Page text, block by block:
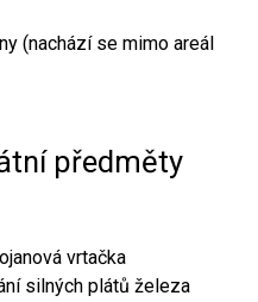
(nachází se mimo areál
předměty
vrtačka
silných plátů železa